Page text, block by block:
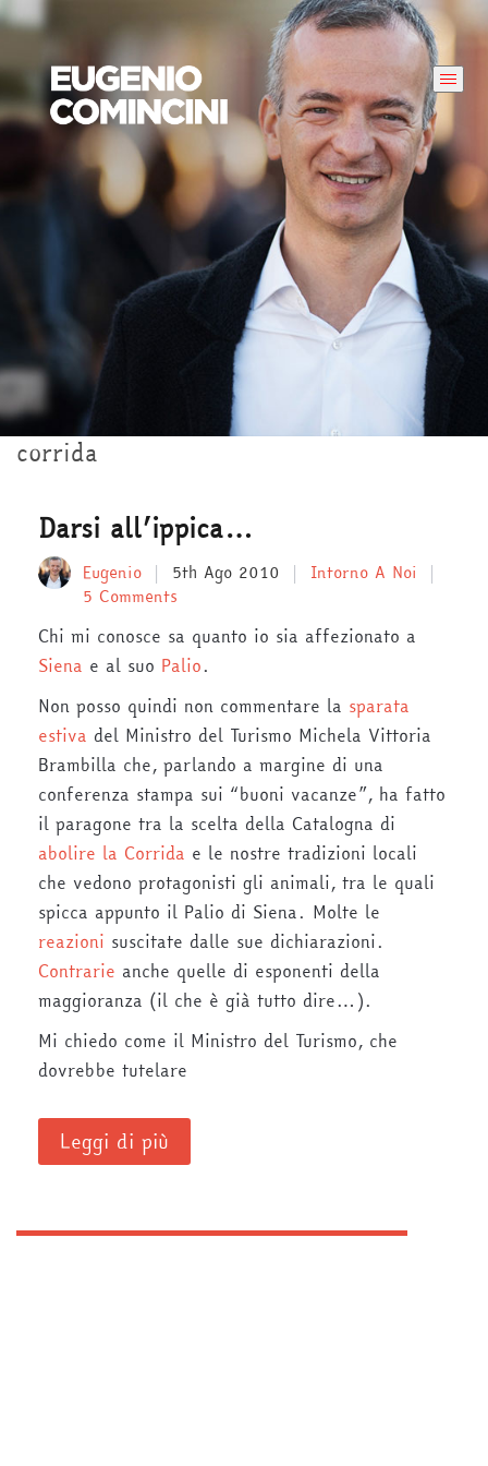
corrida
Darsi all’ippica…
Eugenio 5th Ago 2010
Intorno A Noi
5 Comments
Chi mi conosce sa quanto io sia affezionato a
Siena e al suo Palio.
Non posso quindi non commentare la sparata
estiva del Ministro del Turismo Michela Vittoria
Brambilla che, parlando a margine di una
conferenza stampa sui “buoni vacanze”, ha fatto
il paragone tra la scelta della Catalogna di
abolire la Corrida e le nostre tradizioni locali
che vedono protagonisti gli animali, tra le quali
spicca appunto il Palio di Siena. Molte le
reazioni suscitate dalle sue dichiarazioni.
Contrarie anche quelle di esponenti della
maggioranza (il che è già tutto dire…).
Mi chiedo come il Ministro del Turismo, che
dovrebbe tutelare
Leggi di più